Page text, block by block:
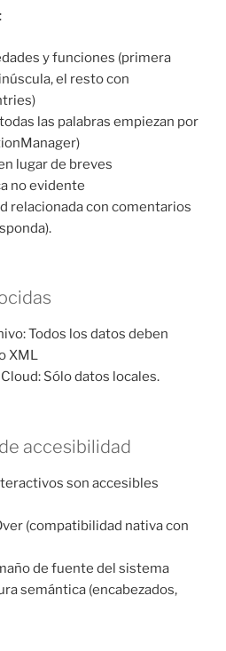
y funciones (primera
el resto con
las palabras empiezan por
lugar de breves
no evidente
relacionada con comentarios
Todos los datos deben
XML
Sólo datos locales.
accesibilidad
son accesibles
(compatibilidad nativa con
de fuente del sistema
semántica (encabezados,